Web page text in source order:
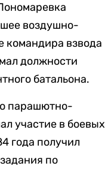
воздушно-
командира взвода
должности
батальона.
парашютно-
участие в боевых
года получил
по